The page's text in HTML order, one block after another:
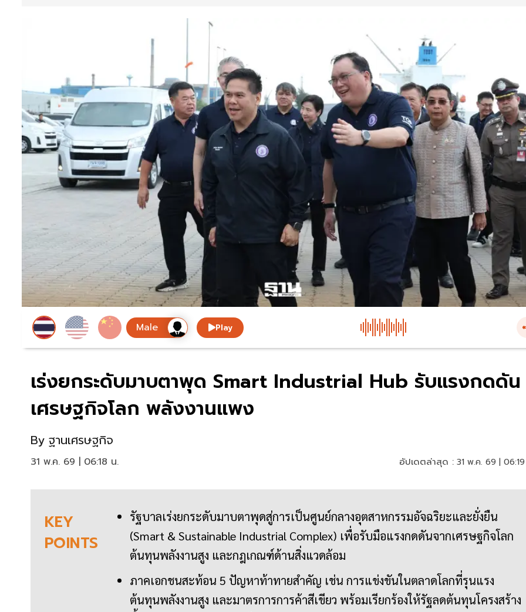
Play
เร่งยกระดับมาบตาพุด Smart Industrial Hub รับแรงกดดัน
เศรษฐกิจโลก พลังงานแพง
By ฐานเศรษฐกิจ
31 พ.ค. 69 | 06:18 น. อัปเดตล่าสุด : 31 พ.ค. 69 |
KEY
POINTS
รัฐบาลเร่งยกระดับมาบตาพุดสู่การเป็นศูนย์กลางอุตสาหกรรมอัจฉริยะและยั่งยืน
(Smart & Sustainable Industrial Complex) เพื่อรับมือแรงกดดันจากเศรษฐกิจโลก
ต้นทุนพลังงานสูง และกฎเกณฑ์ด้านสิ่งแวดล้อม
ภาคเอกชนสะท้อน 5 ปัญหาท้าทายสำคัญ เช่น การแข่งขันในตลาดโลกที่รุนแรง
ต้นทุนพลังงานสูง และมาตรการการค้าสีเขียว พร้อมเรียกร้องให้รัฐลดต้นทุนโครงสร้าง